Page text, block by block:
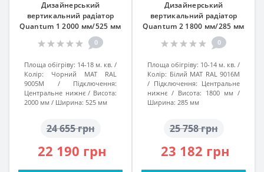
Дизайнерський
вертикальний радіатор
Quantum 1 2000 мм/525 мм
Чорний МАТ RAL 9005М підк.
№99
0
Площа обігріву: 14-18 м. кв.
Колір:
Чорний МАТ RAL
9005М
Підключення:
Центральне нижнє
Висота:
2000 мм
Ширина: 525 мм
24 655 грн
22 190 грн
Дизайнерський
вертикальний радіатор
Quantum 2 1800 мм/285 мм
Білий МАТ RAL 9016М підк.
№99
0
Площа обігріву: 10-14 м. кв.
Колір: Білий МАТ RAL 9016М
Підключення: Центральне
нижнє
Висота: 1800 мм
Ширина: 285 мм
25 758 грн
23 182 грн